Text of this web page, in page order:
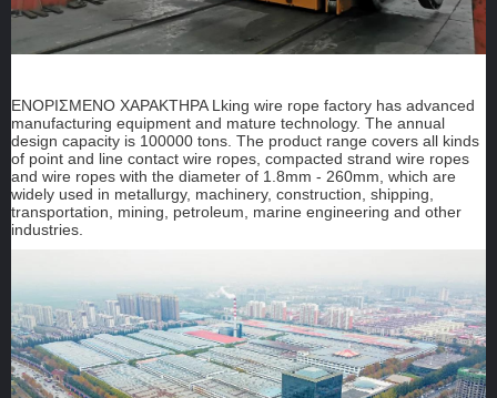
ΕΝΟΡΙΣΜΕΝΟ ΧΑΡΑΚΤΗΡΑ Lking wire rope factory has advanced
manufacturing equipment and mature technology. The annual
design capacity is 100000 tons. The product range covers all kinds
of point and line contact wire ropes, compacted strand wire ropes
and wire ropes with the diameter of 1.8mm - 260mm, which are
widely used in metallurgy, machinery, construction, shipping,
transportation, mining, petroleum, marine engineering and other
industries.